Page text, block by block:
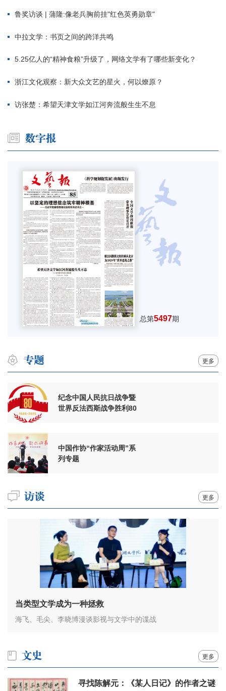
鲁奖访谈 | 蒲隆:像老兵胸前挂"红色英勇勋章"
中拉文学：书页之间的跨洋共鸣
5.25亿人的“精神食粮”升级了，网络文学有了哪些新变化？
浙江文化观察：新大众文艺的星火，何以燎原？
访张楚：希望天津文学如江河奔流般生生不息
总第5497期
更多
纪念中国人民抗日战争暨
世界反法西斯战争胜利80
中国作协“作家活动周”系
列专题
更多
当类型文学成为一种拯救
海飞、毛尖、李晓博漫谈影视与文学中的谍战
更多
寻找陈解元：《某人日记》的作者之谜